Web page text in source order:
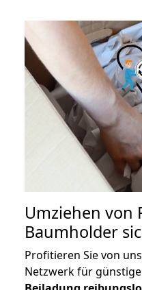
Umziehen von
Baumholder
Profitieren Sie von
Netzwerk für